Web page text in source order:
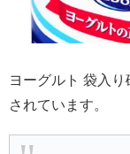
ヨーグルト 袋入
されています。